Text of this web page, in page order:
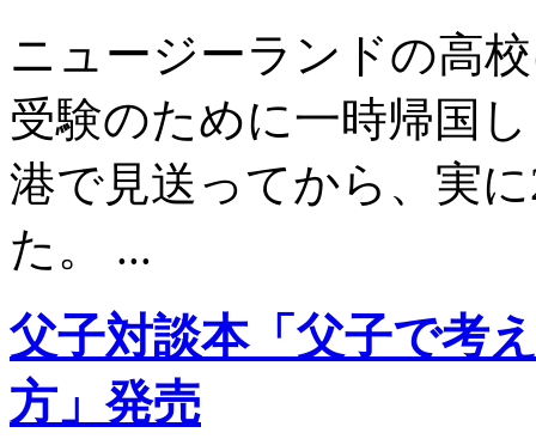
ニュージーランドの高
受験のために一時帰国
港で見送ってから、実
た。 ...
父子対談本「父子で考
方」発売